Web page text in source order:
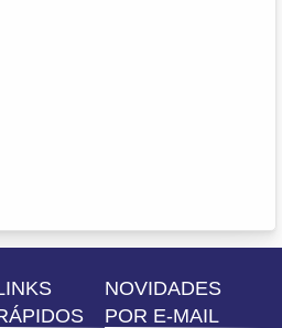
NOVIDADES
POR E-MAIL